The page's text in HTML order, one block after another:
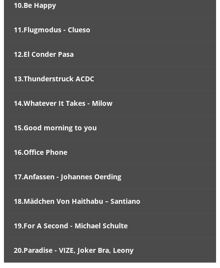
10.Be Happy
11.Flugmodus - Clueso
12.El Conder Pasa
13.Thunderstruck ACDC
14.Whatever It Takes - Milow
15.Good morning to you
16.Office Phone
17.Anfassen - Johannes Oerding
18.Mädchen Von Haithabu – Santiano
19.For A Second - Michael Schulte
20.Paradise - VIZE, Joker Bra, Leony